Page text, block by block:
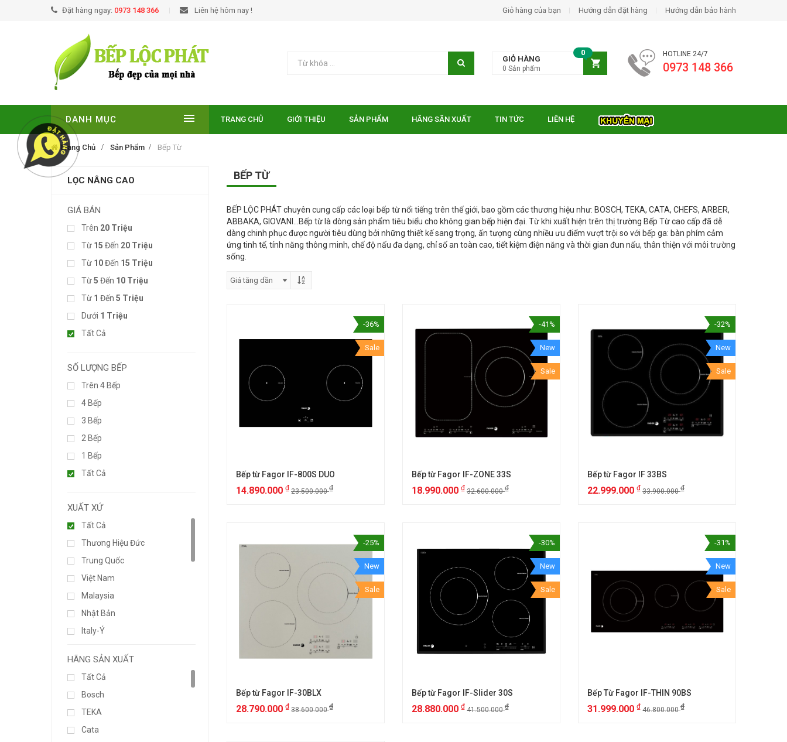
Đặt hàng ngay: 0973 148 366 Liên hệ hôm nay ! Giỏ hàng của bạn Hướng dẫn đặt hàng Hướng dẫn bảo hành
HOTLINE 24/7
0973 148 366
GIỎ HÀNG
0
0 Sản phẩm
DANH MỤC TRANG CHỦ GIỚI THIỆU SẢN PHẨM HÃNG SÃN XUẤT TIN TỨC LIÊN HỆ
Trang Chủ Sản Phẩm Bếp Từ
LỌC NÂNG CAO
GIÁ BÁN
Trên 20 Triệu
Từ 15 Đến 20 Triệu
Từ 10Đến 15 Triệu
Từ5 Đến 10 Triệu
Từ 1 Đến 5 Triệu
Dưới 1 Triệu
Tất Cả
SỐ LƯỢNG BẾP
Trên 4 Bếp
4 Bếp
3 Bếp
2 Bếp
1 Bếp
Tất Cả
XUẤT XỨ
Tất Cả
Thương Hiệu Đức
Trung Quốc
Việt Nam
Malaysia
Nhật Bản
Italy-Ý
HÃNG SẢN XUẤT
Tất Cả
Bosch
TEKA
Cata
BẾP TỪ
BẾP LỘC PHÁT chuyên cung cấp các loại bếp từ nổi tiếng trên thế giới, bao gồm các thương hiệu như: BOSCH, TEKA, CATA, CHEFS, ARBER,
ABBAKA, GIOVANI…Bếp từ là dòng sản phẩm tiêu biểu cho không gian bếp hiện đại. Từ khi xuất hiện trên thị trường Bếp Từ cao cấp đã dễ
dàng chinh phục được người tiêu dùng bởi những thiết kế sang trọng, ấn tượng cùng nhiều ưu điểm vượt trội so với bếp ga: bàn phím cảm
ứng tinh tế, tính năng thông minh, chế độ nấu đa dạng, chỉ số an toàn cao, tiết kiệm điện năng và thời gian đun nấu, thân thiện với môi trường
sống.
-36%
Sale
Bếp từ Fagor IF-800S DUO
14.890.000 ₫ 23.500.000₫
-41%
New
Sale
Bếp từ Fagor IF-ZONE 33S
18.990.000 ₫ 32.600.000₫
-32%
New
Sale
Bếp từ Fagor IF 33BS
22.999.000 ₫ 33.900.000₫
-25%
New
Sale
Bếp từ Fagor IF-30BLX
28.790.000 ₫ 38.600.000₫
-30%
New
Sale
Bếp từ Fagor IF-Slider 30S
28.880.000 ₫ 41.500.000₫
-31%
New
Sale
Bếp Từ Fagor IF-THIN 90BS
31.999.000 ₫ 46.800.000₫